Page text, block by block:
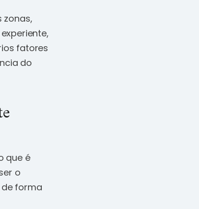
zonas,
fatores
do
que é
o
de forma